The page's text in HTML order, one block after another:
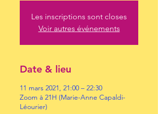
Les inscriptions sont closes
Voir autres événements
Date & lieu
11 mars 2021, 21:00 – 22:30
Zoom à 21H (Marie-Anne Capaldi-
Léourier)